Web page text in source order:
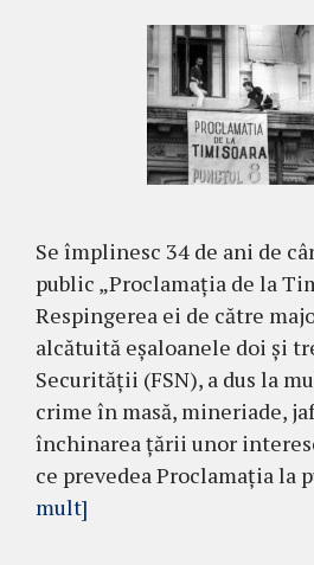
Se împlinesc 34 de ani de
public „Proclamația de la
Respingerea ei de către
alcătuită eșaloanele doi și
Securității (FSN), a dus la
crime în masă, mineriade,
închinarea țării unor
ce prevedea Proclamația la
mult]